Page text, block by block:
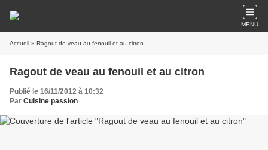
MENU
Accueil » Ragout de veau au fenouil et au citron
Ragout de veau au fenouil et au citron
Publié le 16/11/2012 à 10:32
Par Cuisine passion